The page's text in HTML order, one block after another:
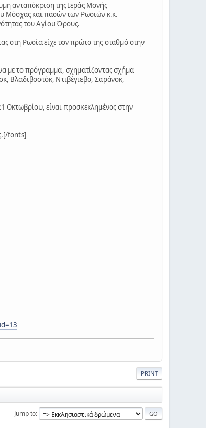
ανταπόκριση της Ιεράς Μονής
Μόσχας και πασών των Ρωσιών κ.κ.
του Αγίου Όρους.
στη Ρωσία είχε τον πρώτο της σταθμό στην
με το πρόγραμμα, σχηματίζοντας σχήμα
Βλαδιβοστόκ, Ντιβέγιεβο, Σαράνσκ,
είναι προσκεκλημένος στην
fonts]
PRINT
Jump to